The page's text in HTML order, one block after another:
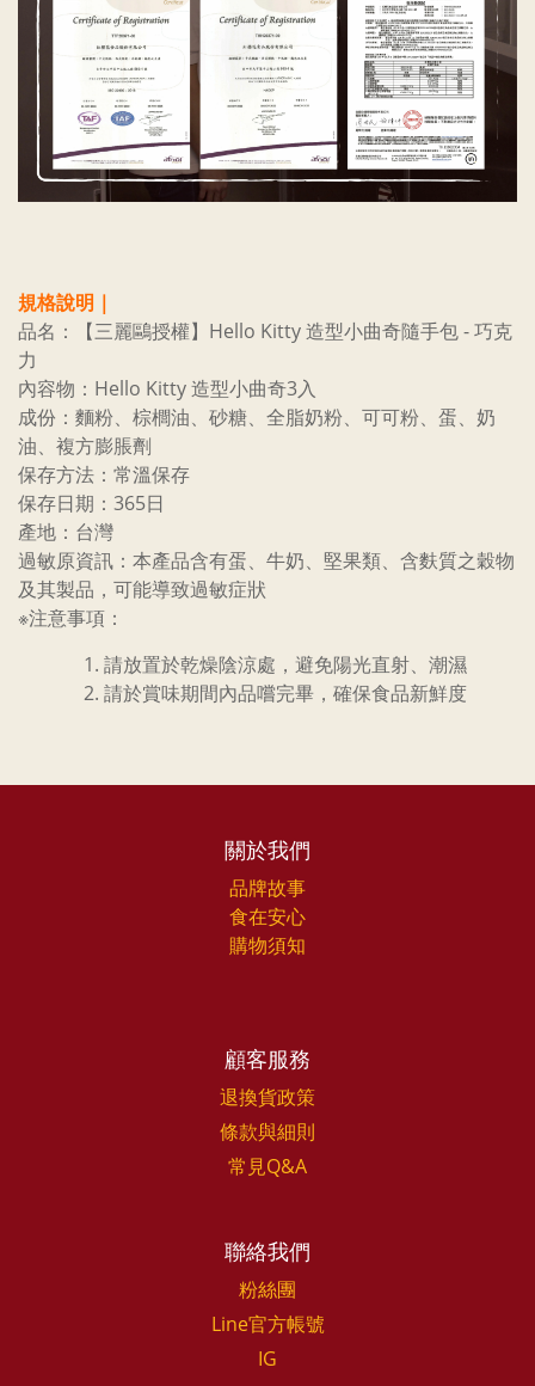
規格說明｜
品名：【三麗鷗授權】Hello Kitty 造型小曲奇隨手包 - 巧克
力
內容物：Hello Kitty 造型小曲奇3入
成份：麵粉、棕櫚油、砂糖、全脂奶粉、可可粉、蛋、奶
油、複方膨脹劑
保存方法：常溫保存
保存日期：365日
產地：台灣
過敏原資訊：本產品含有蛋、牛奶、堅果類、含麩質之穀物
及其製品，可能導致過敏症狀
※注意事項：
請放置於乾燥陰涼處，避免陽光直射、潮濕
請於賞味期間內品嚐完畢，確保食品新鮮度
關於我們
品牌故事
食在安心
購物須知
顧客服務
退換貨政策
條款與細則
常見Q&A
聯絡我們
粉絲團
Line官方帳號
IG